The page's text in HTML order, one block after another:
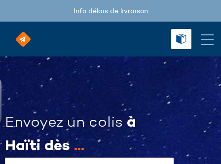
Info délais de livraison
Envoyez un colis à
Haïti dès ...